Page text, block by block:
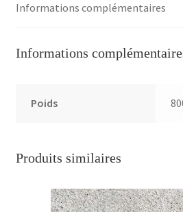
Informations complémentaires
Informations
Poids
Produits similaires